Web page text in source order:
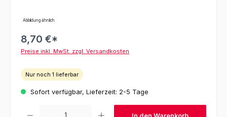
Abbildung ähnlich
8,70 €*
Preise inkl. MwSt. zzgl. Versandkosten
Nur noch 1 lieferbar
Sofort verfügbar, Lieferzeit: 2-5 Tage